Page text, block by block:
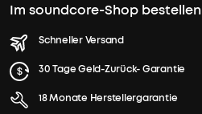
Im soundcore-Shop bestellen
Schneller Versand
30 Tage Geld-Zurück- Garantie
18 Monate Herstellergarantie